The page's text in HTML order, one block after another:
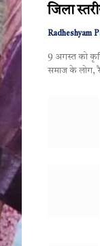
जिला
Radheshyam
9 अगस्त को
समाज के लोग,